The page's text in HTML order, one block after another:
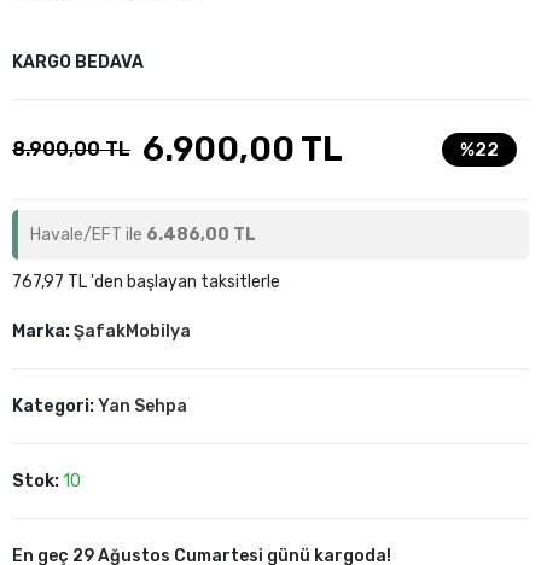
KARGO BEDAVA
8.900,00 TL 6.900,00 TL %22
Havale/EFT ile 6.486,00 TL
767,97 TL 'den başlayan taksitlerle
Marka:ŞafakMobilya
Kategori:Yan Sehpa
Stok:10
En geç 29 Ağustos Cumartesi günü kargoda!